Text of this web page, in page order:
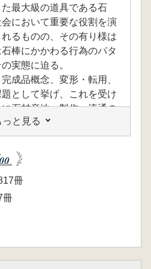
最大級の道具である石
において重要な役割を演
るものの、その有り様は
棒にかかわる行為のパタ
実態に迫る。
成品概念、変形・転用、
として挙げ、これを受け
石材産地・製作・流通の
いて研磨や穿孔、切断、
為が整理されるが、その
為とみるか実用具への転
な課題を改めて問う。竪
分析からは火入れのパタ
のセット関係などから石
念を論じ、さらに、比較
っと見る
冊
冊